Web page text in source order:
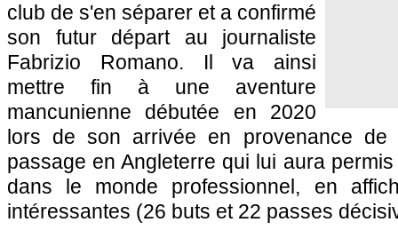
club de s'en séparer et a confirmé
son futur départ au journaliste
Fabrizio Romano. Il va ainsi
mettre fin à une aventure
mancunienne débutée en 2020
lors de son arrivée en provenance de
passage en Angleterre qui lui aura
dans le monde professionnel, en
intéressantes (26 buts et 22 passes